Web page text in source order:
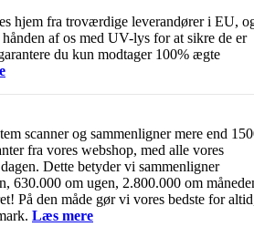
hjem fra troværdige leverandører i EU,
af os med UV-lys for at sikre de er
du kun modtager 100% ægte
scanner og sammenligner mere end
fra vores webshop, med alle vores
Dette betyder vi sammenligner
630.000 om ugen, 2.800.000 om
På den måde gør vi vores bedste for
Læs mere